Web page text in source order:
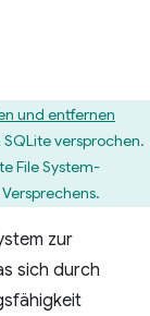
und entfernen
versprochen.
File System-
zur
sich durch